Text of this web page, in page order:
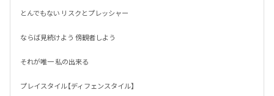
とんでもない リスクとプレッシャー
ならば見続けよう 傍観者しよう
それが唯一 私の出来る
プレイスタイル【ディフェンスタイル】